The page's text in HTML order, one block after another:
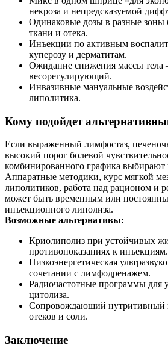
некроза и непредсказуемой
Одинаковые дозы в разные зоны
ткани и отека.
Инъекции по активным
куперозу и дерматитам.
Ожидание снижения массы
весорегулирующий.
Инвазивные мануальные
липолитика.
Кому подойдет
Если выраженный лимфостаз,
высокий порог болевой
комбинированного графика
Аппаратные методики, курс мягкой
липолитиков, работа над рационом и
может быть временным или
инъекционного липолиза.
Возможные альтернативы:
Криолиполиз при устойчивых
противопоказаниях к инъекциям.
Низкоэнергетическая
сочетании с лимфодренажем.
Радиочастотные программы для
цитолиза.
Сопровождающий нутритивный
отеков и соли.
Заключение